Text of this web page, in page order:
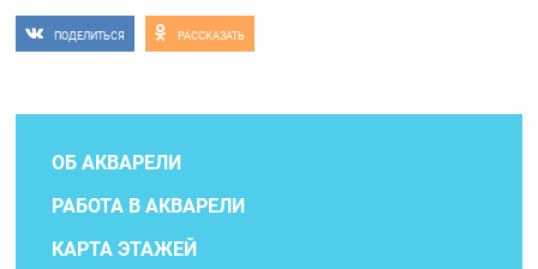
ПОДЕЛИТЬСЯ РАССКАЗАТЬ
ОБ АКВАРЕЛИ
РАБОТА В АКВАРЕЛИ
КАРТА ЭТАЖЕЙ